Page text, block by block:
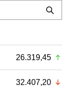
26.319,45
32.407,20